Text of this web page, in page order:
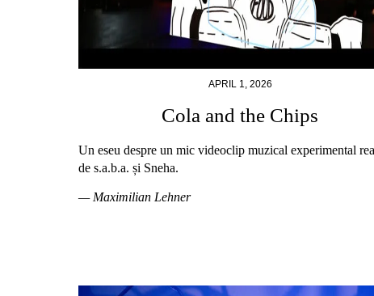
APRIL 1, 2026
Cola and the Chips
Un eseu despre un mic videoclip muzical experimental
de s.a.b.a. și Sneha.
— Maximilian Lehner